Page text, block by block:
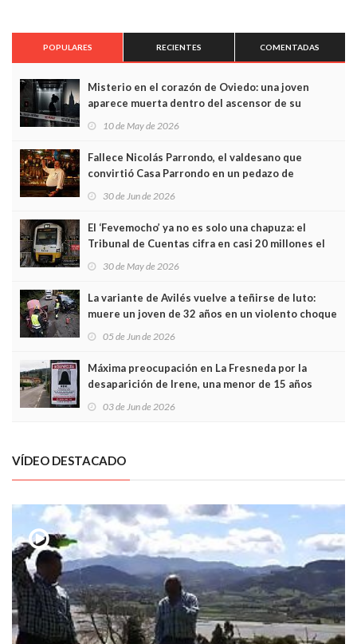
POPULARES RECIENTES COMENTADAS
Misterio en el corazón de Oviedo: una joven
aparece muerta dentro del ascensor de su
edificio y las cámaras captan sus últimos minutos
10 de May de 2026
Fallece Nicolás Parrondo, el valdesano que
convirtió Casa Parrondo en un pedazo de
Asturias en Madrid
30 de Jun de 2026
El ‘Fevemocho’ ya no es solo una chapuza: el
Tribunal de Cuentas cifra en casi 20 millones el
sobrecoste de los trenes que no cabían por los
30 de May de 2026
La variante de Avilés vuelve a teñirse de luto:
muere un joven de 32 años en un violento choque
frontal
05 de Jun de 2026
Máxima preocupación en La Fresneda por la
desaparición de Irene, una menor de 15 años
03 de Jun de 2026
VÍDEO DESTACADO